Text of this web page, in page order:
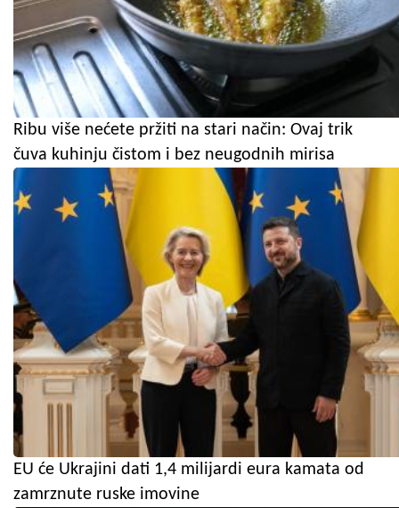
Ribu više nećete pržiti na stari način: Ovaj trik
čuva kuhinju čistom i bez neugodnih mirisa
EU će Ukrajini dati 1,4 milijardi eura kamata od
zamrznute ruske imovine